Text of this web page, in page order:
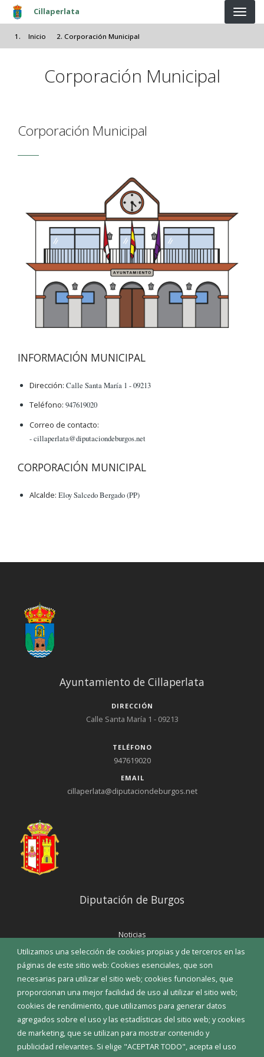
Pasar al contenido principal
Cillaperlata
Inicio Corporación Municipal
Corporación Municipal
Corporación Municipal
INFORMACIÓN MUNICIPAL
Dirección: Calle Santa María 1 - 09213
Teléfono: 947619020
Correo de contacto:
- cillaperlata@diputaciondeburgos.net
CORPORACIÓN MUNICIPAL
Alcalde: Eloy Salcedo Bergado (PP)
Utilizamos una selección de cookies propias y de terceros en las
páginas de este sitio web: Cookies esenciales, que son
necesarias para utilizar el sitio web; cookies funcionales, que
proporcionan una mejor facilidad de uso al utilizar el sitio web;
cookies de rendimiento, que utilizamos para generar datos
agregados sobre el uso y las estadísticas del sitio web; y cookies
de marketing, que se utilizan para mostrar contenido y
publicidad relevantes. Si elige "ACEPTAR TODO", acepta el uso
Ayuntamiento de Cillaperlata
DIRECCIÓN
Calle Santa María 1 - 09213
TELÉFONO
947619020
EMAIL
cillaperlata@diputaciondeburgos.net
Diputación de Burgos
Noticias
Eventos
Corporación Municipal
Teléfonos de interés
INICIAR SESIÓN
MAPA WEB